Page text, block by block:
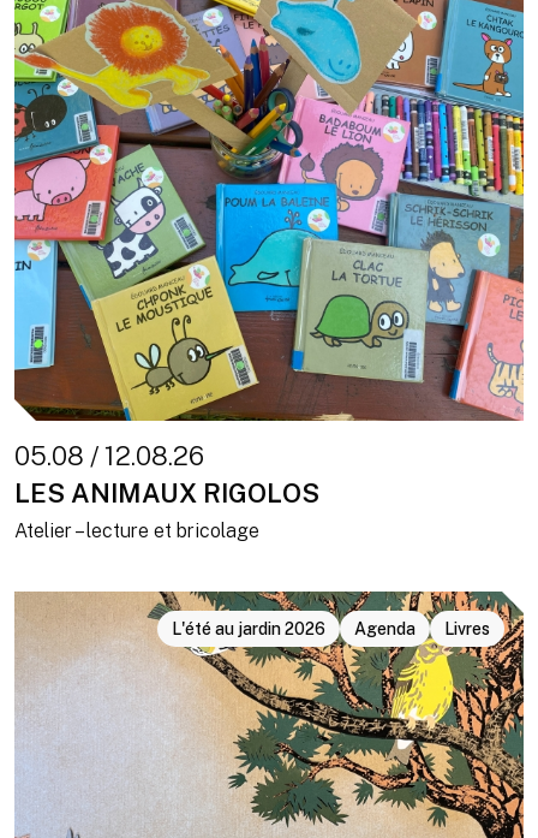
05.08 / 12.08.26
LES ANIMAUX RIGOLOS
Atelier – lecture et bricolage
L'été au jardin 2026 Agenda Livres